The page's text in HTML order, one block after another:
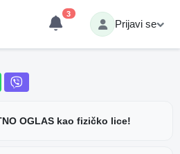
3
Prijavi se
OGLAS kao fizičko lice!